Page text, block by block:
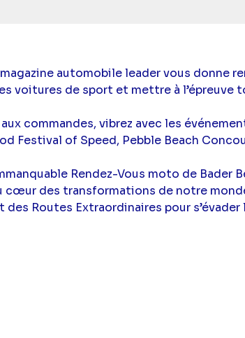
automobile leader vous donne
voitures de sport et mettre à l’épreuve
commandes, vibrez avec les
Festival of Speed, Pebble Beach
Rendez-Vous moto de Bader
cœur des transformations de notre
Routes Extraordinaires pour